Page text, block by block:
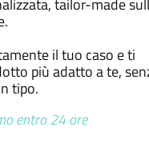
il tuo caso e ti
più adatto a te,
tipo.
entro 24 ore